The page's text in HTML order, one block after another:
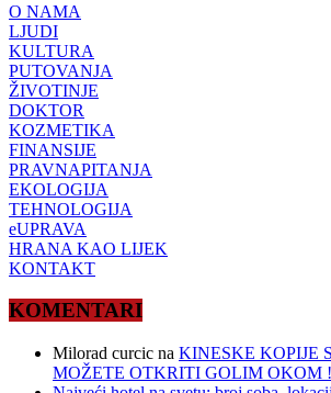
O NAMA
LJUDI
KULTURA
PUTOVANJA
ŽIVOTINJE
DOKTOR
KOZMETIKA
FINANSIJE
PRAVNAPITANJA
EKOLOGIJA
TEHNOLOGIJA
eUPRAVA
HRANA KAO LIJEK
KONTAKT
KOMENTARI
Milorad curcic na KINESKE KOPIJE
MOŽETE OTKRITI GOLIM OKOM